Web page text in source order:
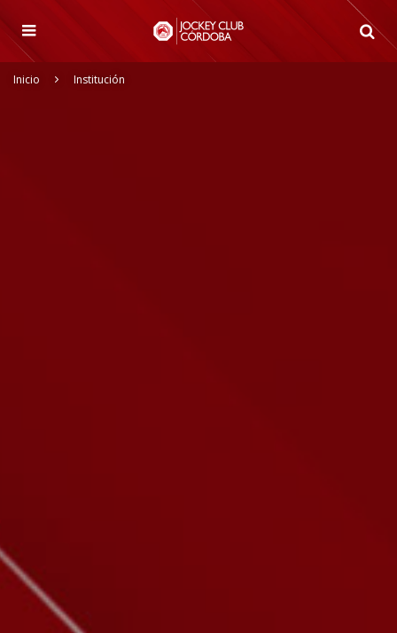
Inicio Institución